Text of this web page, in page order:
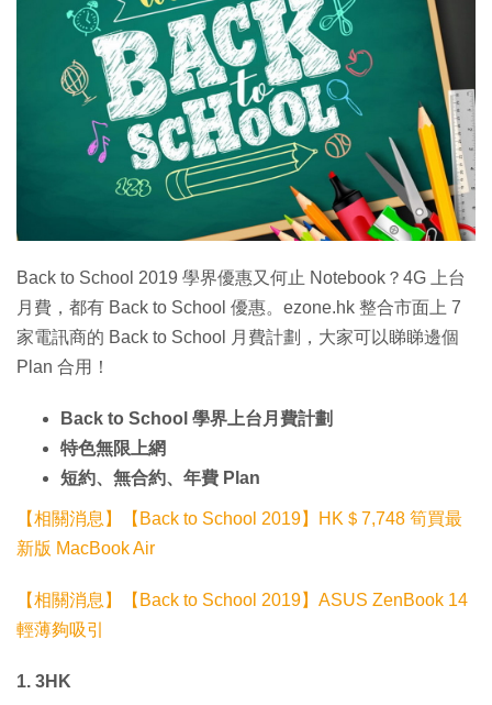
Enterprise Digital Transformation
Back to School 2019 學界優惠又何止 Notebook？4G 上台
月費，都有 Back to School 優惠。ezone.hk 整合市面上 7
家電訊商的 Back to School 月費計劃，大家可以睇睇邊個
Plan 合用！
Back to School 學界上台月費計劃
特色無限上網
短約、無合約、年費 Plan
【相關消息】【Back to School 2019】HK＄7,748 筍買最
新版 MacBook Air
【相關消息】【Back to School 2019】ASUS ZenBook 14
輕薄夠吸引
1. 3HK